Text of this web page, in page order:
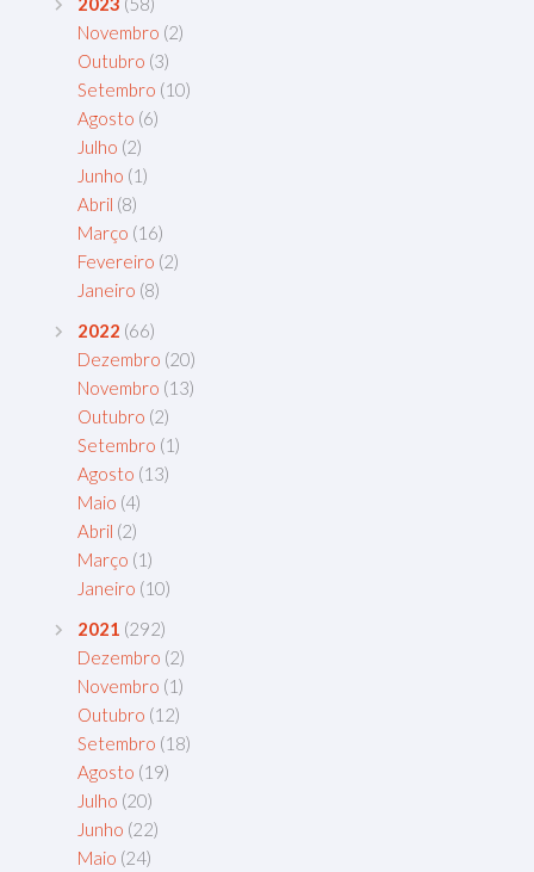
Novembro (2)
Outubro (3)
Setembro (10)
Agosto (6)
Julho (2)
Junho (1)
Abril (8)
Março (16)
Fevereiro (2)
Janeiro (8)
2022 (66)
Dezembro (20)
Novembro (13)
Outubro (2)
Setembro (1)
Agosto (13)
Maio (4)
Abril (2)
Março (1)
Janeiro (10)
2021 (292)
Dezembro (2)
Novembro (1)
Outubro (12)
Setembro (18)
Agosto (19)
Julho (20)
Junho (22)
Maio (24)